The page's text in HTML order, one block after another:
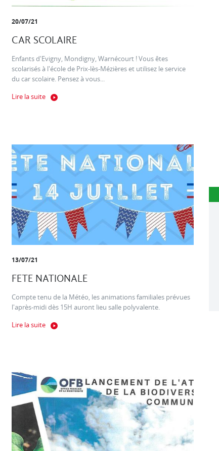
20/07/21
CAR SCOLAIRE
Enfants d'Evigny, Mondigny, Warnécourt ! Vous êtes
scolarisés à l'école de Prix-lès-Mézières et utilisez le service
du car scolaire. Pensez à vous...
Lire la suite
13/07/21
FETE NATIONALE
Compte tenu de la Météo, les animations familiales prévues
l'après-midi dès 15H auront lieu salle polyvalente.
Lire la suite